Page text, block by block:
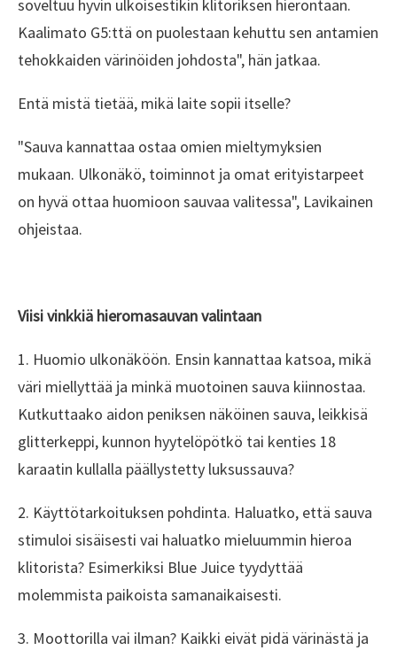
soveltuu hyvin ulkoisestikin klitoriksen hierontaan.
Kaalimato G5:ttä on puolestaan kehuttu sen antamien
tehokkaiden värinöiden johdosta", hän jatkaa.
Entä mistä tietää, mikä laite sopii itselle?
"Sauva kannattaa ostaa omien mieltymyksien
mukaan. Ulkonäkö, toiminnot ja omat erityistarpeet
on hyvä ottaa huomioon sauvaa valitessa", Lavikainen
ohjeistaa.
Viisi vinkkiä hieromasauvan valintaan
1. Huomio ulkonäköön. Ensin kannattaa katsoa, mikä
väri miellyttää ja minkä muotoinen sauva kiinnostaa.
Kutkuttaako aidon peniksen näköinen sauva, leikkisä
glitterkeppi, kunnon hyytelöpötkö tai kenties 18
karaatin kullalla päällystetty luksussauva?
2. Käyttötarkoituksen pohdinta. Haluatko, että sauva
stimuloi sisäisesti vai haluatko mieluummin hieroa
klitorista? Esimerkiksi Blue Juice tyydyttää
molemmista paikoista samanaikaisesti.
3. Moottorilla vai ilman? Kaikki eivät pidä värinästä ja